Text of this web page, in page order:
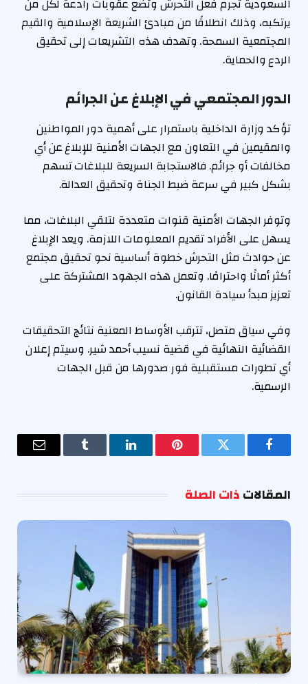
السعودية تجرم فعل التحرش وتضع عقوبات رادعة لكل من
يرتكبه، وذلك انطلاقًا من مبادئ الشريعة الإسلامية والقيم
المجتمعية السمحة. وتهدف هذه التشريعات إلى تحقيق
الردع والحماية.
الدور المجتمعي في الإبلاغ عن الجرائم
تؤكد وزارة الداخلية باستمرار على أهمية دور المواطنين
والمقيمين في التعاون مع الجهات الأمنية للإبلاغ عن أي
مخالفات أو جرائم. فالاستجابة السريعة للبلاغات تسهم
بشكل كبير في سرعة ضبط الجناة وتحقيق العدالة.
وتوفر الجهات الأمنية قنوات متعددة لتلقي البلاغات، مما
يسهل على الأفراد تقديم المعلومات اللازمة. ويعد الإبلاغ
عن حوادث مثل التحرش خطوة أساسية نحو تحقيق مجتمع
أكثر أمانًا واحترامًا. وتعمل هذه الجهود المشتركة على
تعزيز مبدأ سيادة القانون.
وفي سياق متصل، تترقب الأوساط المعنية نتائج التحقيقات
القضائية النهائية في قضية نسيب أحمد شير. وسيتم إعلان
أي تطورات مستقبلية فور صدورها من قبل الجهات
الرسمية.
فيسبوك تويتر بينتيريستلينكدإن Tumblr
البريد
المقالاتذات الصلة